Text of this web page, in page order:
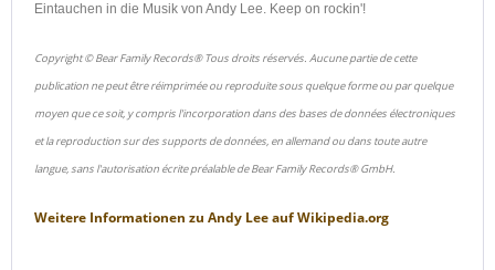
Eintauchen in die Musik von Andy Lee. Keep on rockin'!
Copyright © Bear Family Records® Tous droits réservés. Aucune partie de cette
publication ne peut être réimprimée ou reproduite sous quelque forme ou par quelque
moyen que ce soit, y compris l'incorporation dans des bases de données électroniques
et la reproduction sur des supports de données, en allemand ou dans toute autre
langue, sans l'autorisation écrite préalable de Bear Family Records® GmbH.
Weitere Informationen zu Andy LeeaufWikipedia.org